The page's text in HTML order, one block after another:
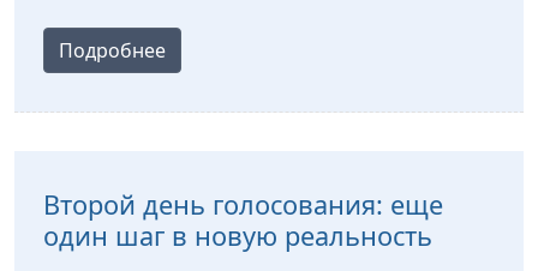
Подробнее
Второй день голосования: еще
один шаг в новую реальность